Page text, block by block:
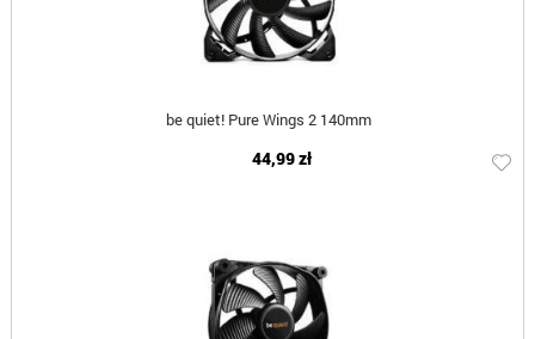
be quiet! Pure Wings 2 140mm
44,99 zł